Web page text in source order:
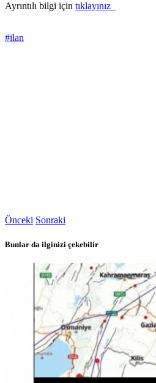
Ayrıntılı bilgi için tıklayınız
#ilan
Önceki Sonraki
Bunlar da ilginizi çekebilir